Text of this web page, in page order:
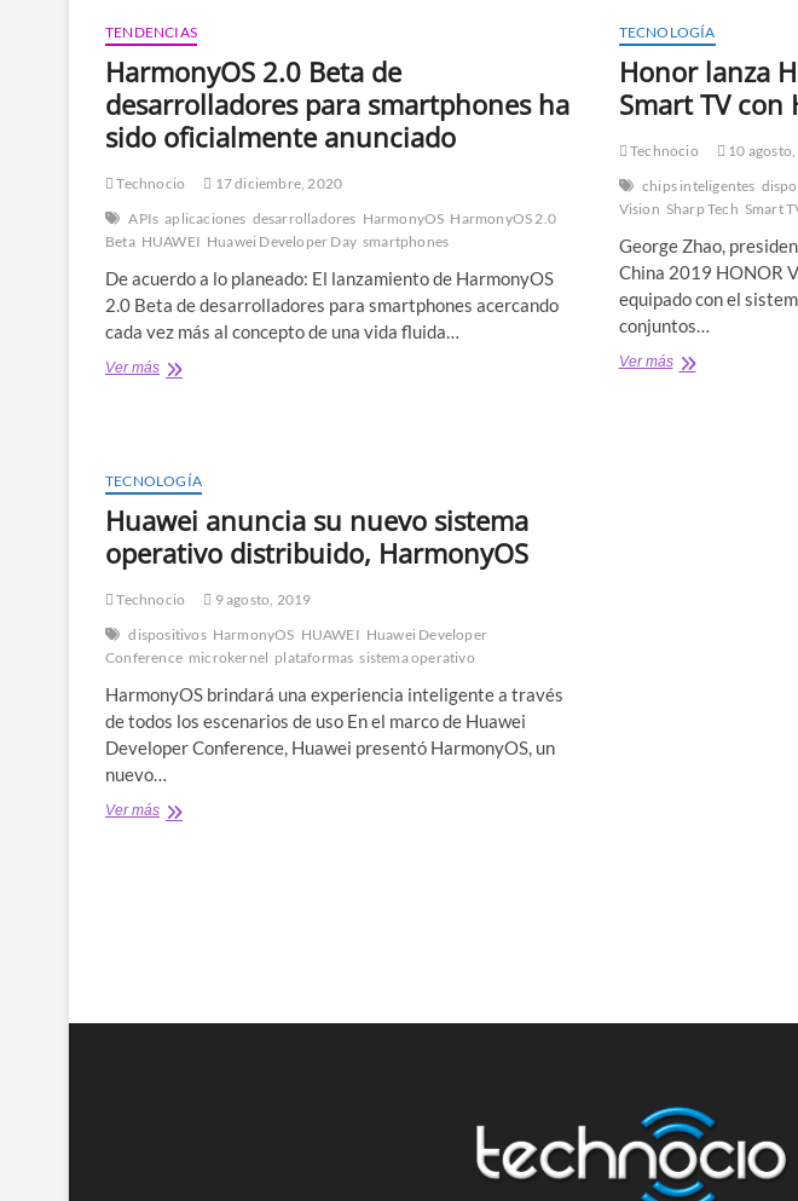
de
dólares
en
premios
en
el
Apps-
LATAM
2021
TENDENCIAS
HarmonyOS 2.0 Beta de
desarrolladores para smartphones ha
sido oficialmente anunciado
Technocio
17 diciembre, 2020
APIs aplicaciones desarrolladores HarmonyOS HarmonyOS 2.0
Beta HUAWEI Huawei Developer Day smartphones
De acuerdo a lo planeado: El lanzamiento de HarmonyOS
2.0 Beta de desarrolladores para smartphones acercando
cada vez más al concepto de una vida fluida…
Ver másHarmonyOS
para
smartphones
ha
sido
oficialmente
TECNOLOGÍA
Honor lanza
Smart TV con
Technocio
10
chips inteligentes
Vision Sharp Tech Smart
George Zhao,
China 2019 HONOR
equipado con el
conjuntos…
Ver másHonor
TECNOLOGÍA
Huawei anuncia su nuevo sistema
operativo distribuido, HarmonyOS
Technocio
9 agosto, 2019
dispositivos HarmonyOS HUAWEI Huawei Developer
Conference microkernel plataformas sistema operativo
HarmonyOS brindará una experiencia inteligente a través
de todos los escenarios de uso En el marco de Huawei
Developer Conference, Huawei presentó HarmonyOS, un
nuevo…
Ver másHuawei